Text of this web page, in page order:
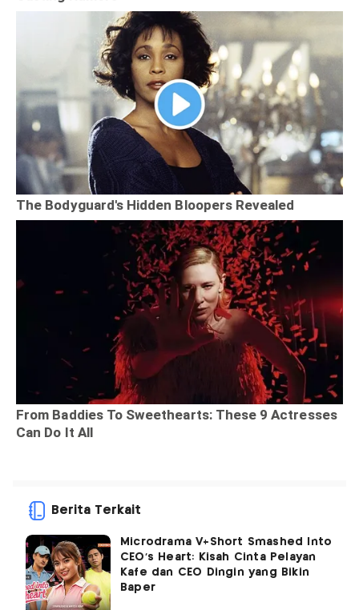
Berita Terkait
Microdrama V+Short Smashed Into
CEO's Heart: Kisah Cinta Pelayan
Kafe dan CEO Dingin yang Bikin
Baper